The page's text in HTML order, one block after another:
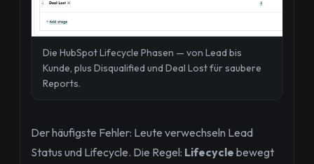
Die HubSpot Lifecycle Phasen — von Lead bis
Kunde, plus Disqualified und Deal Lost für saubere
Reports.
Der häufigste Fehler: Leute verwechseln Lead
Status und Lifecycle. Die Regel: Lifecycle bewegt